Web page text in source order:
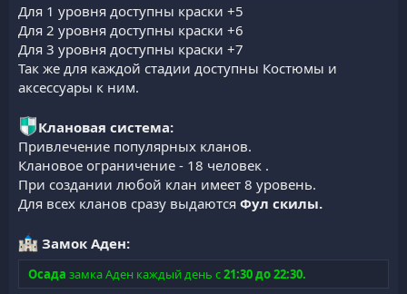
Для 1 уровня доступны краски +5
Для 2 уровня доступны краски +6
Для 3 уровня доступны краски +7
Так же для каждой стадии доступны Костюмы и
аксессуары к ним.
Клановая система:
Привлечение популярных кланов.
Клановое ограничение - 18 человек .
При создании любой клан имеет 8 уровень.
Для всех кланов сразу выдаются Фул скилы.
Замок Аден:
Осада замка Аден каждый день с21:30 до 22:30.